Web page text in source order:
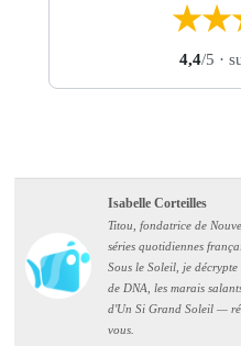
★★
4,4/5 ·
Isabelle Corteilles
Titou, fondatrice de
séries quotidiennes
Sous le Soleil, je
de DNA, les marais
d'Un Si Grand Soleil —
vous.